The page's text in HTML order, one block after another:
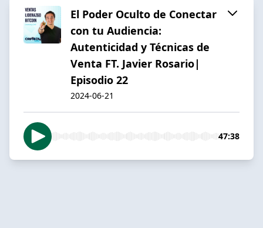
El Poder Oculto de Conectar
con tu Audiencia:
Autenticidad y Técnicas de
Venta FT. Javier Rosario|
Episodio 22
2024-06-21
47:38